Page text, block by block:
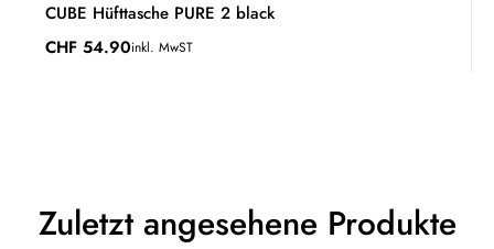
CUBE Hüfttasche PURE 2 black
CHF 54.90inkl. MwST
Zuletzt angesehene Produkte